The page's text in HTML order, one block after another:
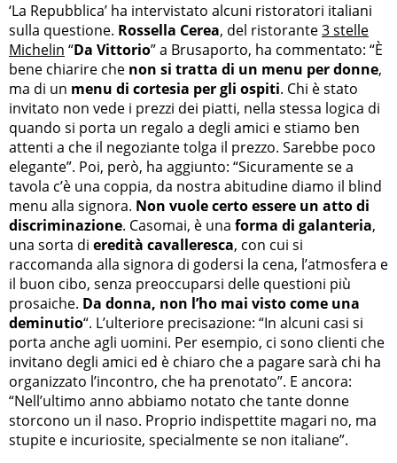
‘La Repubblica’ ha intervistato alcuni ristoratori italiani
sulla questione. Rossella Cerea, del ristorante3 stelle
Michelin “Da Vittorio” a Brusaporto, ha commentato: “È
bene chiarire che non si tratta di un menu per donne,
ma di un menu di cortesia per gli ospiti. Chi è stato
invitato non vede i prezzi dei piatti, nella stessa logica di
quando si porta un regalo a degli amici e stiamo ben
attenti a che il negoziante tolga il prezzo. Sarebbe poco
elegante”. Poi, però, ha aggiunto: “Sicuramente se a
tavola c’è una coppia, da nostra abitudine diamo il blind
menu alla signora. Non vuole certo essere un atto di
discriminazione. Casomai, è una forma di galanteria,
una sorta di eredità cavalleresca, con cui si
raccomanda alla signora di godersi la cena, l’atmosfera e
il buon cibo, senza preoccuparsi delle questioni più
prosaiche. Da donna, non l’ho mai visto come una
deminutio“. L’ulteriore precisazione: “In alcuni casi si
porta anche agli uomini. Per esempio, ci sono clienti che
invitano degli amici ed è chiaro che a pagare sarà chi ha
organizzato l’incontro, che ha prenotato”. E ancora:
“Nell’ultimo anno abbiamo notato che tante donne
storcono un il naso. Proprio indispettite magari no, ma
stupite e incuriosite, specialmente se non italiane”.